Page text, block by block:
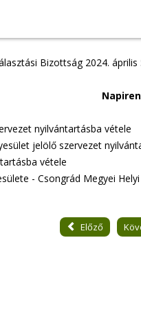
Bizottság 2024.
nyilvántartásba vétele
jelölő szervezet
vétele
- Csongrád Megyei
Előző
Nyerőmagyarok.eu
Csongrád-Csanád Vármegyéért